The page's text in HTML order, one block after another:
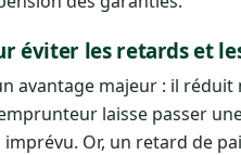
éviter les retards et
avantage majeur : il
laisse passer
imprévu. Or, un retard de